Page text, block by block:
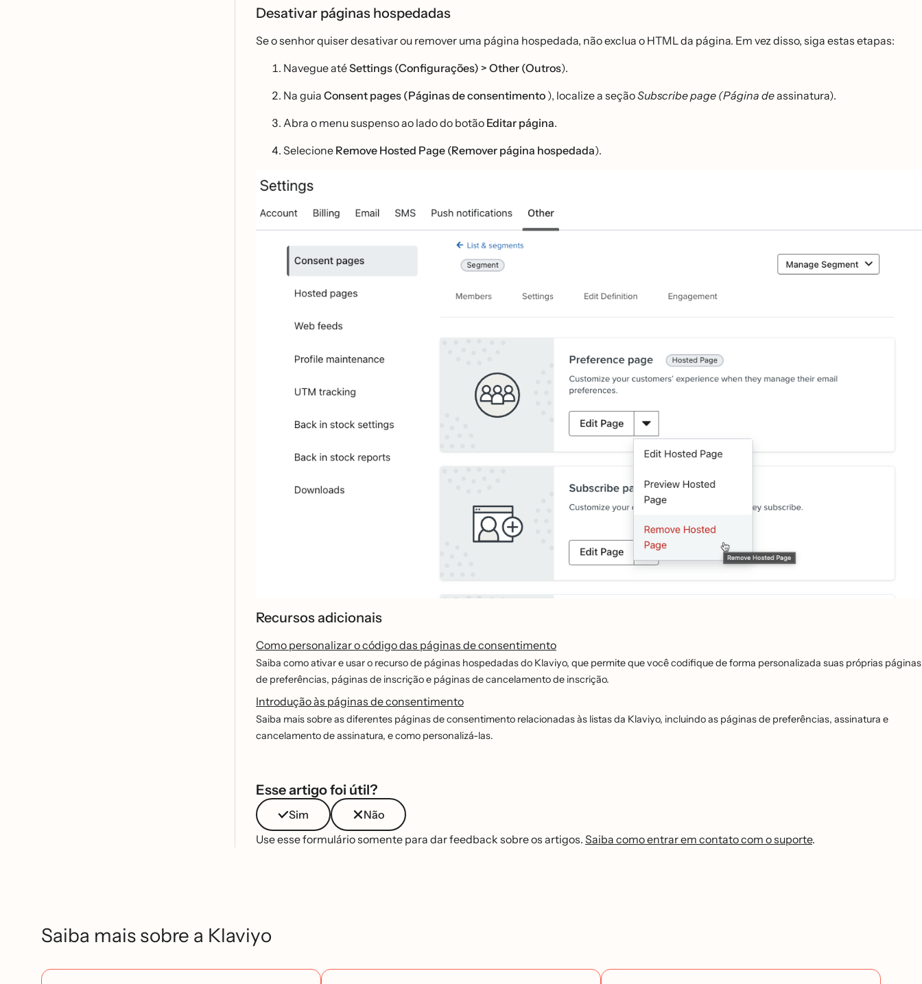
Desativar páginas hospedadas
Se o senhor quiser desativar ou remover uma página hospedada, não exclua o HTML da página. Em vez disso, siga estas etapas:
Navegue atéSettings (Configurações) > Other (Outros).
Na guia Consent pages (Páginas de consentimento ), localize a seçãoSubscribe page (Página deassinatura).
Abra o menu suspenso ao lado do botão Editar página.
Selecione Remove Hosted Page (Remover página hospedada).
Recursos adicionais
Como personalizar o código das páginas de consentimento
Saiba como ativar e usar o recurso de páginas hospedadas do Klaviyo, que permite que você codifique de forma personalizada suas próprias páginas
de preferências, páginas de inscrição e páginas de cancelamento de inscrição.
Introdução às páginas de consentimento
Saiba mais sobre as diferentes páginas de consentimento relacionadas às listas da Klaviyo, incluindo as páginas de preferências, assinatura e
cancelamento de assinatura, e como personalizá-las.
Esse artigo foi útil?
Sim
Não
Use esse formulário somente para dar feedback sobre os artigos. Saiba como entrar em contato com o suporte.
Saiba mais sobre a Klaviyo